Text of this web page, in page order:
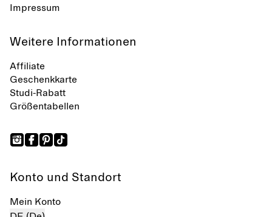
Impressum
Weitere Informationen
Affiliate
Geschenkkarte
Studi-Rabatt
Größentabellen
Konto und Standort
Mein Konto